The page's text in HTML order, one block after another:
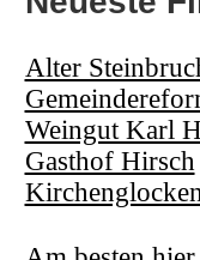
Alter
Weingut Karl
Gasthof Hirsch